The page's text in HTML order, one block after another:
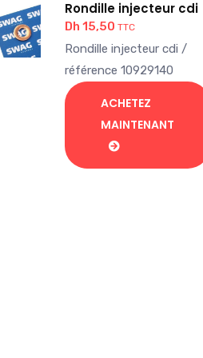
Rondille injecteur cdi
Dh 15,50 TTC
Rondille injecteur cdi /
référence 10929140
ACHETEZ
MAINTENANT